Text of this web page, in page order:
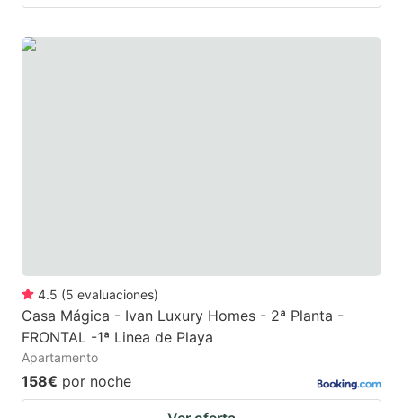
4.5 (5 evaluaciones)
Casa Mágica - Ivan Luxury Homes - 2ª Planta -
FRONTAL -1ª Linea de Playa
Apartamento
158€ por noche